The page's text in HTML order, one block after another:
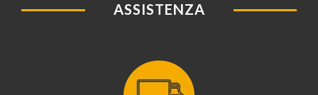
ASSISTENZA